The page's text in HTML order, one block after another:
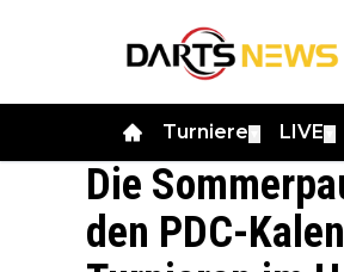
Turniere LIVE
Die
den PDC-